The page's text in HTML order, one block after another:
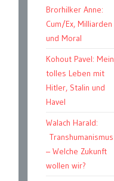
Brorhilker Anne:
Cum/Ex, Milliarden
und Moral
Kohout Pavel: Mein
tolles Leben mit
Hitler, Stalin und
Havel
Walach Harald:
Transhumanismus
– Welche Zukunft
wollen wir?